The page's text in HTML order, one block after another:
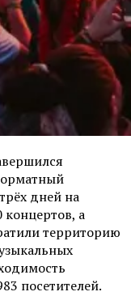
дней на
концертов, а
территорию
посетителей.